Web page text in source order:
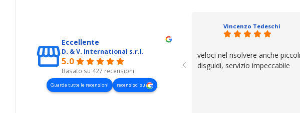
Eccellente
D. & V. International s.r.l.
5.0
Basato su 427 recensioni
Guarda tutte le recensioni recensisci su
Vincenzo Tedeschi
veloci nel risolvere anche piccoli
disguidi, servizio impeccabile